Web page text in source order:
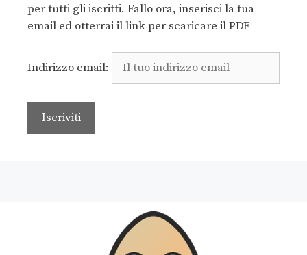
per tutti gli iscritti. Fallo ora, inserisci la tua
email ed otterrai il link per scaricare il PDF
Indirizzo email: